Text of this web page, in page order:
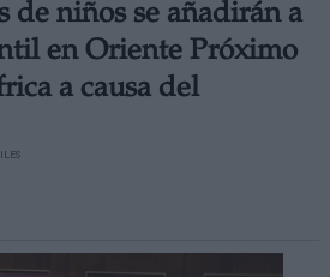
de niños se añadirán a
en Oriente Próximo
a causa del